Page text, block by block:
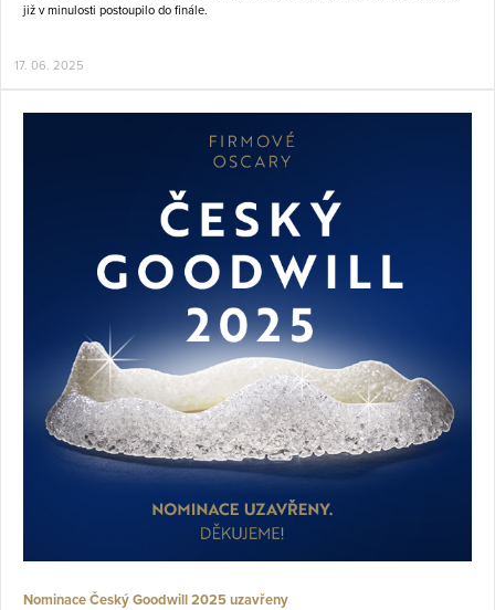
již v minulosti postoupilo do finále.
17. 06. 2025
Nominace Český Goodwill 2025 uzavřeny